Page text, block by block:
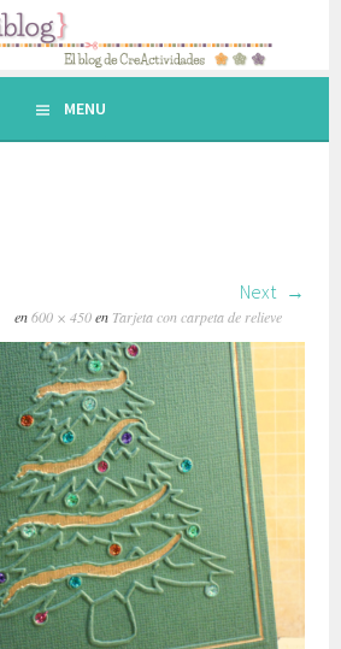
MENU
Next
en600 × 450en Tarjeta con carpeta de relieve